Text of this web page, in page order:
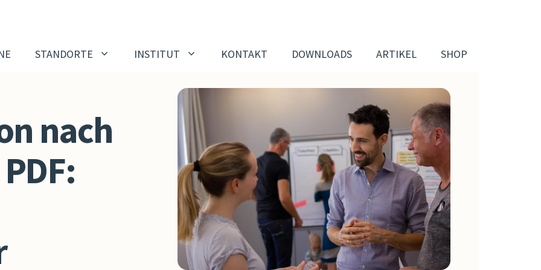
Webinar zu den
Jahresausbildung
SYSTEMISCHES
KONSENSIEREN
Info Webinar Systemisches
Konsensieren
Entspannt Entscheidungen
treffen
SK Moderationsausbildung
INDIVIDUELLE ANGEBOTE
Seminare und Vorträge für
Teams & Führungskräfte
Coaching
Moderation
Mediation
STANDORTE INSTITUT KONTAKT DOWNLOADS ARTIKEL SHOP
nach